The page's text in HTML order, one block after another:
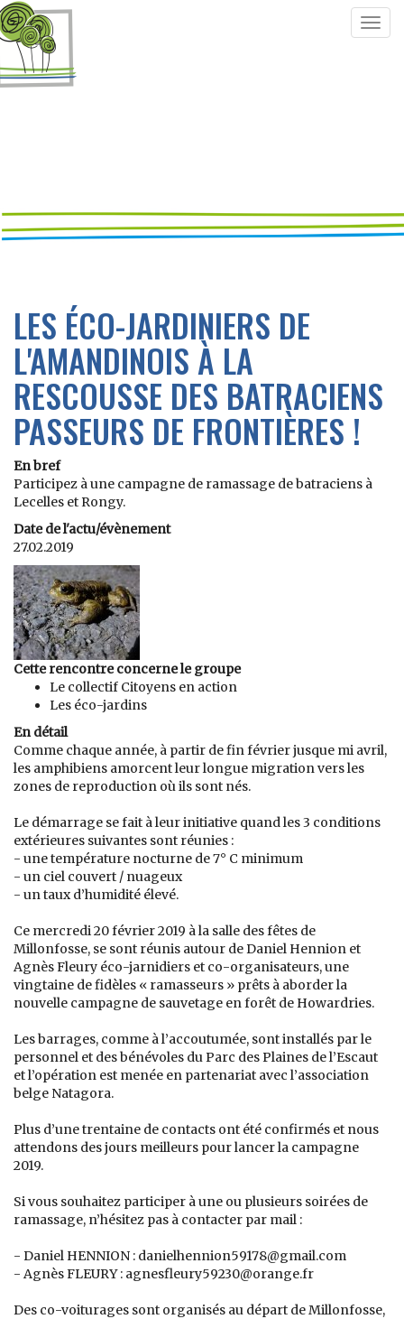
LES ÉCO-JARDINIERS DE
L'AMANDINOIS À LA
RESCOUSSE DES BATRACIENS
PASSEURS DE FRONTIÈRES !
En bref
Participez à une campagne de ramassage de batraciens à
Lecelles et Rongy.
Date de l'actu/évènement
27.02.2019
Cette rencontre concerne le groupe
Le collectif Citoyens en action
Les éco-jardins
En détail
Comme chaque année, à partir de fin février jusque mi avril,
les amphibiens amorcent leur longue migration vers les
zones de reproduction où ils sont nés.
Le démarrage se fait à leur initiative quand les 3 conditions
extérieures suivantes sont réunies :
- une température nocturne de 7° C minimum
- un ciel couvert / nuageux
- un taux d’humidité élevé.
Ce mercredi 20 février 2019 à la salle des fêtes de
Millonfosse, se sont réunis autour de Daniel Hennion et
Agnès Fleury éco-jarnidiers et co-organisateurs, une
vingtaine de fidèles « ramasseurs » prêts à aborder la
nouvelle campagne de sauvetage en forêt de Howardries.
Les barrages, comme à l’accoutumée, sont installés par le
personnel et des bénévoles du Parc des Plaines de l’Escaut
et l’opération est menée en partenariat avec l’association
belge Natagora.
Plus d’une trentaine de contacts ont été confirmés et nous
attendons des jours meilleurs pour lancer la campagne
2019.
Si vous souhaitez participer à une ou plusieurs soirées de
ramassage, n’hésitez pas à contacter par mail :
- Daniel HENNION : danielhennion59178@gmail.com
- Agnès FLEURY : agnesfleury59230@orange.fr
Des co-voiturages sont organisés au départ de Millonfosse,